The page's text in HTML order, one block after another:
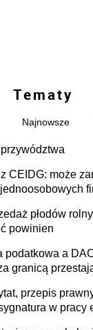
Tematy
Najnowsze
CEIDG: może
płodów
powinien
podatkowa a
granicą
przepis
w pracy